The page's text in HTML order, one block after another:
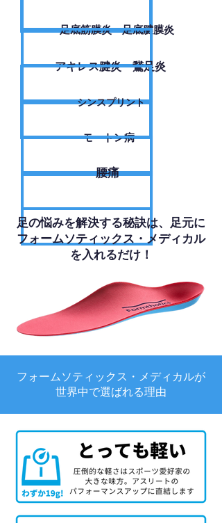
足底筋膜炎・足底腱膜炎
アキレス腱炎・鵞足炎
シンスプリント
モートン病
腰痛
足の悩みを解決する秘訣は、足元に
フォームソティックス・メディカル
を入れるだけ！
フォームソティックス・メディカルが
世界中で選ばれる理由